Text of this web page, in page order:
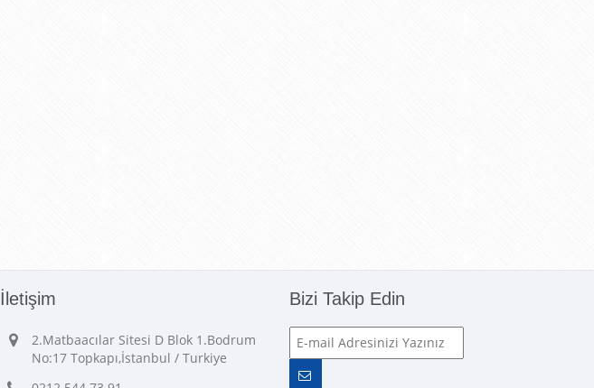
İletişim
2.Matbaacılar Sitesi D Blok 1.Bodrum
No:17 Topkapı,İstanbul / Turkiye
Bizi Takip Edin